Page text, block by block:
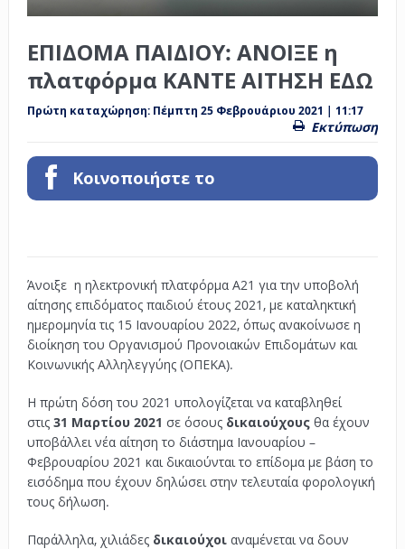
ΕΠΙΔΟΜΑ ΠΑΙΔΙΟΥ: ΑΝΟΙΞΕ η
πλατφόρμα ΚΑΝΤΕ ΑΙΤΗΣΗ ΕΔΩ
Πρώτη καταχώρηση: Πέμπτη 25 Φεβρουάριου 2021 | 11:17
Εκτύπωση
Κοινοποιήστε το
Άνοιξε η ηλεκτρονική πλατφόρμα Α21 για την υποβολή
αίτησης επιδόματος παιδιού έτους 2021, με καταληκτική
ημερομηνία τις 15 Ιανουαρίου 2022, όπως ανακοίνωσε η
διοίκηση του Οργανισμού Προνοιακών Επιδομάτων και
Κοινωνικής Αλληλεγγύης (ΟΠΕΚΑ).
Η πρώτη δόση του 2021 υπολογίζεται να καταβληθεί
στις 31 Μαρτίου 2021 σε όσους δικαιούχους θα έχουν
υποβάλλει νέα αίτηση το διάστημα Ιανουαρίου –
Φεβρουαρίου 2021 και δικαιούνται το επίδομα με βάση το
εισόδημα που έχουν δηλώσει στην τελευταία φορολογική
τους δήλωση.
Παράλληλα, χιλιάδες δικαιούχοι αναμένεται να δουν